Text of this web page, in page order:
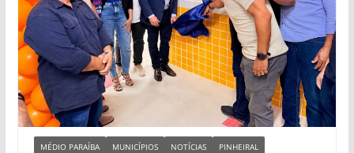
MÉDIO PARAÍBA MUNICÍPIOS NOTÍCIAS PINHEIRAL